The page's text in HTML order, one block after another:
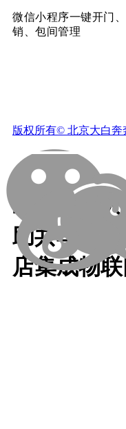
资
讯
微信小程序一键开门
销、包间管理
24小时无
助共享茶
店集成物
版权所有© 北京大白奔